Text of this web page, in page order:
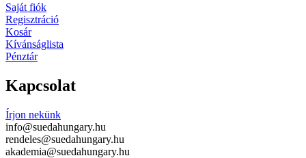
Saját fiók
Regisztráció
Kosár
Kívánságlista
Pénztár
Kapcsolat
Írjon nekünk
info@suedahungary.hu
rendeles@suedahungary.hu
akademia@suedahungary.hu